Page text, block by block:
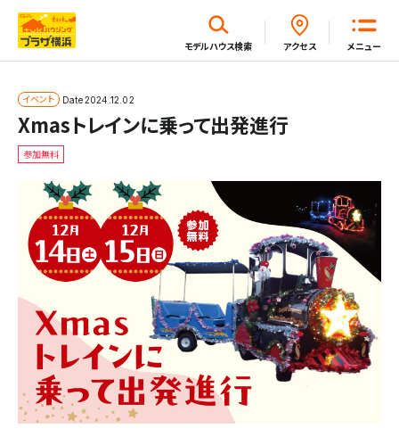
メニュー
モデルハウス検索 アクセス
イベント Date2024.12.02
Xmasトレインに乗って出発進行
参加無料
閉じる
ホーム
はじめてガイド
モデルハウス一覧
イベント・セミナー・キャンペーン一覧
新着情報一覧
施設・サービス